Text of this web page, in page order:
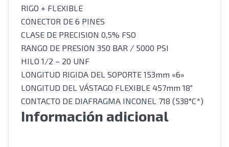
RIGO + FLEXIBLE
CONECTOR DE 6 PINES
CLASE DE PRECISION 0,5% FSO
RANGO DE PRESION 350 BAR / 5000 PSI
HILO 1/2 – 20 UNF
LONGITUD RIGIDA DEL SOPORTE 153mm «6»
LONGITUD DEL VÁSTAGO FLEXIBLE 457mm 18″
CONTACTO DE DIAFRAGMA INCONEL 718 (538°C*)
Información adicional